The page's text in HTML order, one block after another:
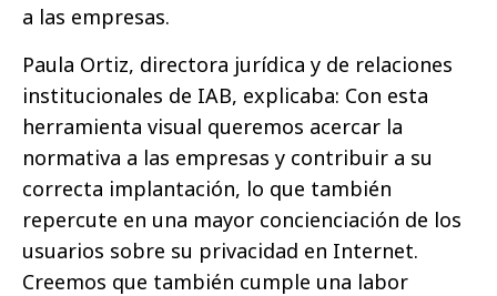
a las empresas.
Paula Ortiz, directora jurídica y de relaciones
institucionales de IAB, explicaba: Con esta
herramienta visual queremos acercar la
normativa a las empresas y contribuir a su
correcta implantación, lo que también
repercute en una mayor concienciación de los
usuarios sobre su privacidad en Internet.
Creemos que también cumple una labor